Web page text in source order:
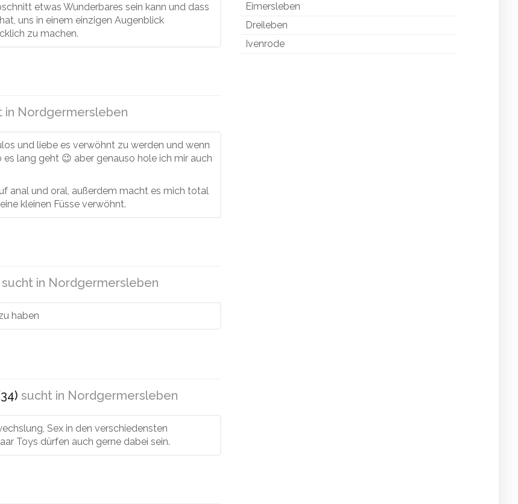
etwas Wunderbares sein kann und dass
uns in einem einzigen Augenblick
zu machen.
in Nordgermersleben
und liebe es verwöhnt zu werden und wenn
lang geht 😉 aber genauso hole ich mir auch
anal und oral, außerdem macht es mich total
kleinen Füsse verwöhnt.
sucht in Nordgermersleben
haben
sucht in Nordgermersleben
Sex in den verschiedensten
Toys dürfen auch gerne dabei sein.
Eimersleben
Dreileben
Ivenrode